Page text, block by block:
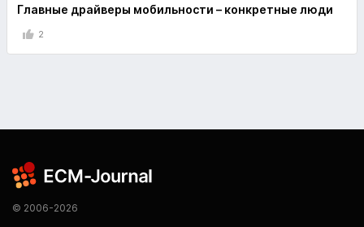
Главные драйверы мобильности – конкретные люди
2
© 2006-2026